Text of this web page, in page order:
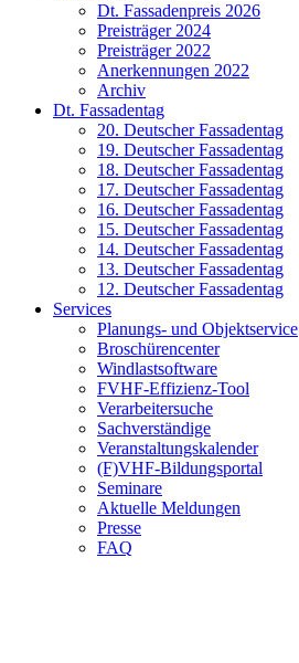
Dt. Fassadenpreis 2026
Preisträger 2024
Preisträger 2022
Anerkennungen 2022
Archiv
Dt. Fassadentag
20. Deutscher Fassadentag
19. Deutscher Fassadentag
18. Deutscher Fassadentag
17. Deutscher Fassadentag
16. Deutscher Fassadentag
15. Deutscher Fassadentag
14. Deutscher Fassadentag
13. Deutscher Fassadentag
12. Deutscher Fassadentag
Services
Planungs- und Objektservice
Broschürencenter
Windlastsoftware
FVHF-Effizienz-Tool
Verarbeitersuche
Sachverständige
Veranstaltungskalender
(F)VHF-Bildungsportal
Seminare
Aktuelle Meldungen
Presse
FAQ